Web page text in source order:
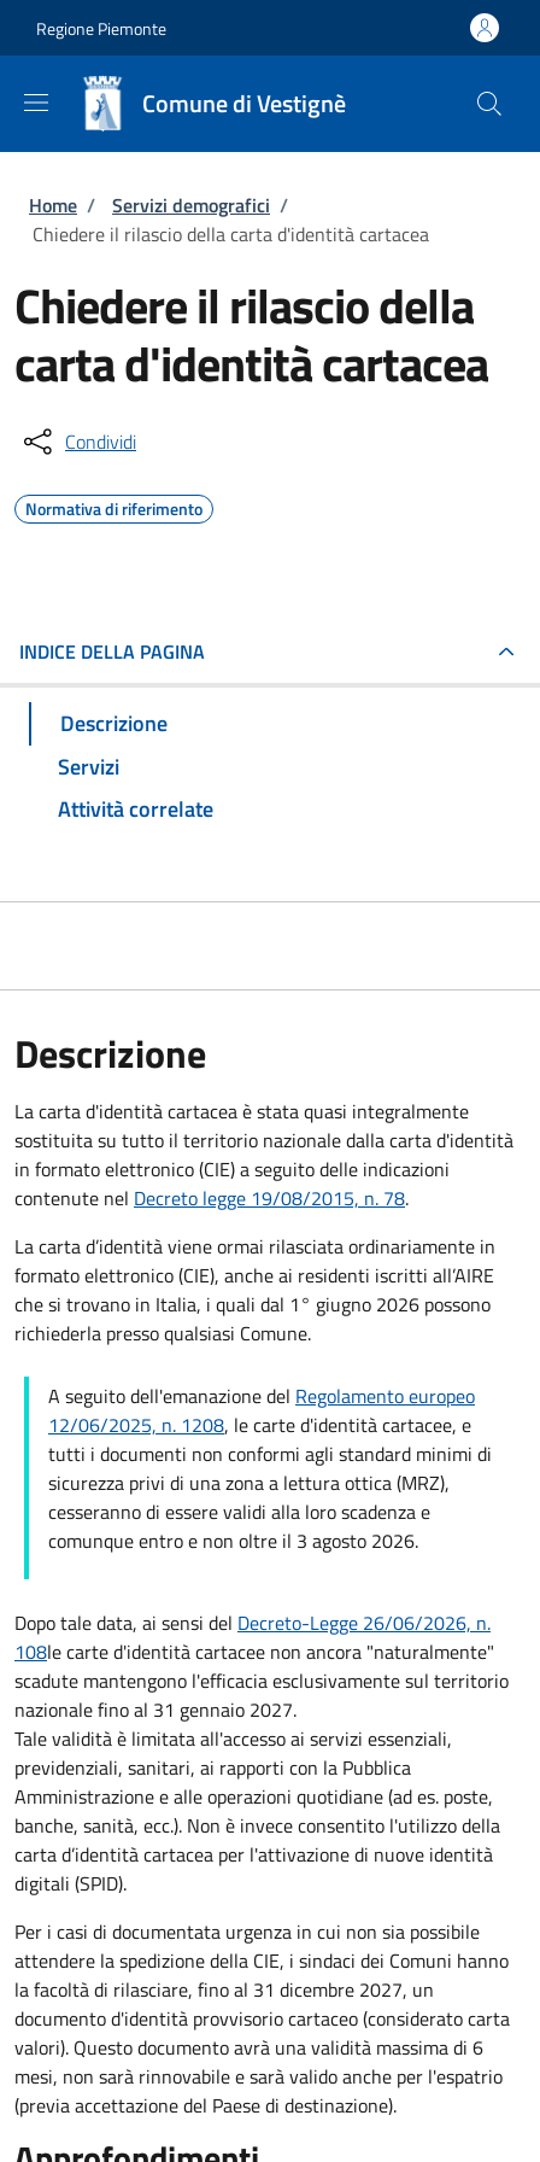
Regione Piemonte
Comune di Vestignè
Briciole di pane
Home / Servizi demografici /
Chiedere il rilascio della carta d'identità cartacea
Chiedere il rilascio della
carta d'identità cartacea
Condividi
Normativa di riferimento
INDICE DELLA PAGINA
Descrizione
Servizi
Attività correlate
Descrizione
La carta d'identità cartacea è stata quasi integralmente
sostituita su tutto il territorio nazionale dalla carta d'identità
in formato elettronico (CIE) a seguito delle indicazioni
contenute nel Decreto legge 19/08/2015, n. 78.
La carta d’identità viene ormai rilasciata ordinariamente in
formato elettronico (CIE), anche ai residenti iscritti all’AIRE
che si trovano in Italia, i quali dal 1° giugno 2026 possono
richiederla presso qualsiasi Comune.
A seguito dell'emanazione del Regolamento europeo
12/06/2025, n. 1208, le carte d'identità cartacee, e
tutti i documenti non conformi agli standard minimi di
sicurezza privi di una zona a lettura ottica (MRZ),
cesseranno di essere validi alla loro scadenza e
comunque entro e non oltre il 3 agosto 2026.
Dopo tale data, ai sensi del Decreto-Legge 26/06/2026, n.
108le carte d'identità cartacee non ancora "naturalmente"
scadute mantengono l'efficacia esclusivamente sul territorio
nazionale fino al 31 gennaio 2027.
Tale validità è limitata all'accesso ai servizi essenziali,
previdenziali, sanitari, ai rapporti con la Pubblica
Amministrazione e alle operazioni quotidiane (ad es. poste,
banche, sanità, ecc.). Non è invece consentito l'utilizzo della
carta d’identità cartacea per l'attivazione di nuove identità
digitali (SPID).
Per i casi di documentata urgenza in cui non sia possibile
attendere la spedizione della CIE, i sindaci dei Comuni hanno
la facoltà di rilasciare, fino al 31 dicembre 2027, un
documento d'identità provvisorio cartaceo (considerato carta
valori). Questo documento avrà una validità massima di 6
mesi, non sarà rinnovabile e sarà valido anche per l'espatrio
(previa accettazione del Paese di destinazione).